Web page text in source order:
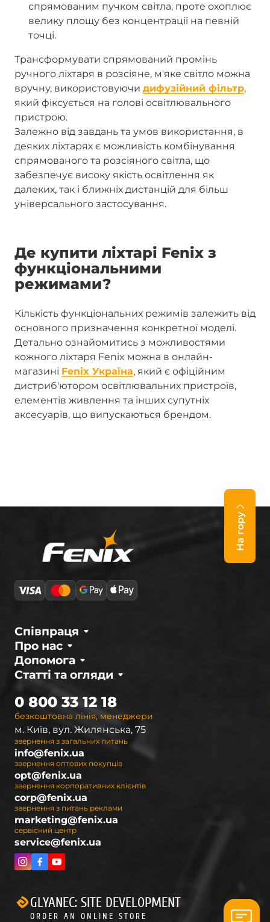
спрямованим пучком світла, проте охоплює
велику площу без концентрації на певній
точці.
Трансформувати спрямований промінь
ручного ліхтаря в розсіяне, м'яке світло можна
вручну, використовуючи дифузійний фільтр,
який фіксується на голові освітлювального
пристрою.
Залежно від завдань та умов використання, в
деяких ліхтарях є можливість комбінування
спрямованого та розсіяного світла, що
забезпечує високу якість освітлення як
далеких, так і ближніх дистанцій для більш
універсального застосування.
Де купити ліхтарі Fenix з
функціональними
режимами?
Кількість функціональних режимів залежить від
основного призначення конкретної моделі.
Детально ознайомитись з можливостями
кожного ліхтаря Fenix можна в онлайн-
магазині Fenix Україна, який є офіційним
дистриб'ютором освітлювальних пристроїв,
елементів живлення та інших супутніх
аксесуарів, що випускаються брендом.
На гору
Про нас
Співпраця
Статті та огляди
Допомога
безкоштовна лінія, менеджери
0 800 33 12 18
м. Київ, вул. Жилянська, 75
звернення з загальних питань
info@fenix.ua
звернення оптових покупців
opt@fenix.ua
звернення корпоративних клієнтів
corp@fenix.ua
звернення з питань реклами
marketing@fenix.ua
сервісний центр
service@fenix.ua
GLYANEC: SITE DEVELOPMENT
ORDER AN ONLINE STORE